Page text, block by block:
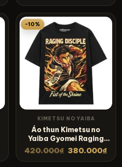
-10%
KIMETSU NO YAIBA
Áo thun Kimetsu no
Yaiba Gyomei Raging
Disciple – SPB10
420.000₫ 380.000₫